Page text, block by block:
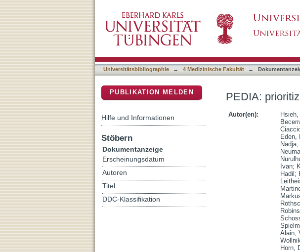
Universitätsbibliographie → 4 Medizinische Fakultät →
PEDIA:
Autor(en):
Eden,
Nadja;
Ivan;
Hadil ;
Alain;
Horn,
PUBLIKATION MELDEN
Hilfe und Informationen
Stöbern
Dokumentanzeige
Erscheinungsdatum
Autoren
Titel
DDC-Klassifikation